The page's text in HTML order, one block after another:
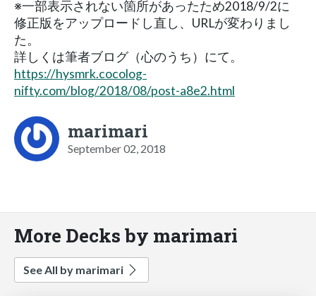
※一部表示されない箇所があったため2018/9/2に
修正版をアップロードし直し、URLが変わりまし
た。
詳しくは筆者ブログ（心のうち）にて。
https://hysmrk.cocolog-
nifty.com/blog/2018/08/post-a8e2.html
marimari
September 02, 2018
More Decks by marimari
See All by marimari